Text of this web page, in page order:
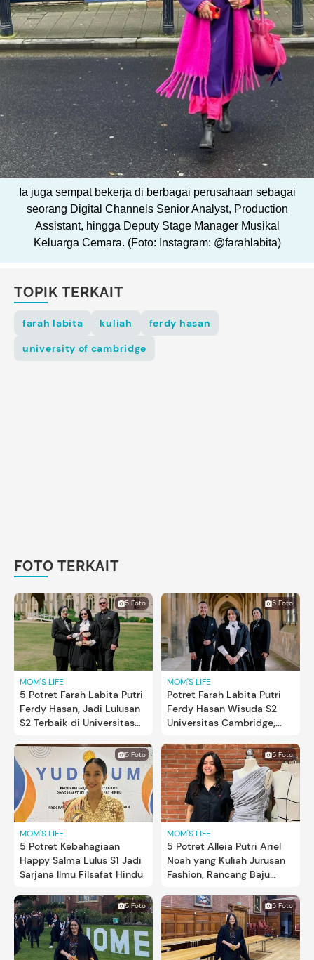
Ia juga sempat bekerja di berbagai perusahaan sebagai
seorang Digital Channels Senior Analyst, Production
Assistant, hingga Deputy Stage Manager Musikal
Keluarga Cemara. (Foto: Instagram: @farahlabita)
TOPIK TERKAIT
farah labita kuliah
ferdy hasan
university of cambridge
FOTO TERKAIT
5 Foto
MOM'S LIFE
5 Potret Farah Labita Putri
Ferdy Hasan, Jadi Lulusan
S2 Terbaik di Universitas
5 Foto
MOM'S LIFE
Potret Farah Labita Putri
Ferdy Hasan Wisuda S2
Universitas Cambridge,
5 Foto
MOM'S LIFE
5 Potret Kebahagiaan
Happy Salma Lulus S1 Jadi
Sarjana Ilmu Filsafat Hindu
5 Foto
MOM'S LIFE
5 Potret Alleia Putri Ariel
Noah yang Kuliah Jurusan
Fashion, Rancang Baju
5 Foto 5 Foto